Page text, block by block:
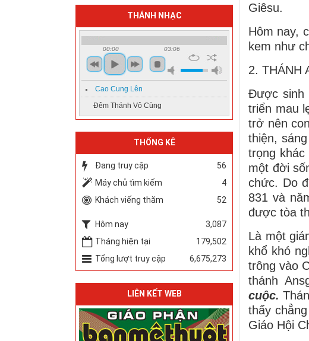
Giêsu.
Hôm nay,
kem như
2. THÁNH
Được sinh
triển mau
trở nên
thiện,
trọng
một đời
chức. Do
831 và
được tòa
Là một
khổ khó
trông vào
thánh
cuộc.
thấy
Giáo Hội
THÁNH NHẠC
00:00 03:06
Cao Cung Lên
Đêm Thánh Vô Cùng
THỐNG KÊ
Đang truy cập
56
Máy chủ tìm kiếm
4
Khách viếng thăm
52
Hôm nay
3,087
Tháng hiện tại
179,502
Tổng lượt truy cập
6,675,273
LIÊN KẾT WEB